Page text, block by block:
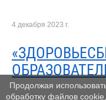
4 декабря 2023 г.
Продолжая
обработку файлов